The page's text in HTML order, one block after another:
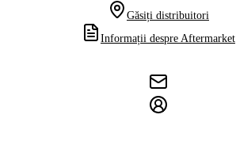
Găsiți distribuitori
Informații despre Aftermarket